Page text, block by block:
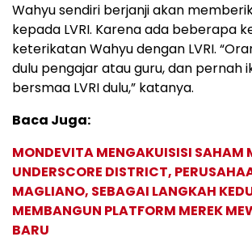
Wahyu sendiri berjanji akan
kepada LVRI. Karena ada beberapa
keterikatan Wahyu dengan LVRI.
dulu pengajar atau guru, dan pernah
bersmaa LVRI dulu,” katanya.
Baca Juga:
MONDEVITA MENGAKUISISI SAHAM
UNDERSCORE DISTRICT,
MAGLIANO, SEBAGAI LANGKAH
MEMBANGUN PLATFORM MEREK
BARU